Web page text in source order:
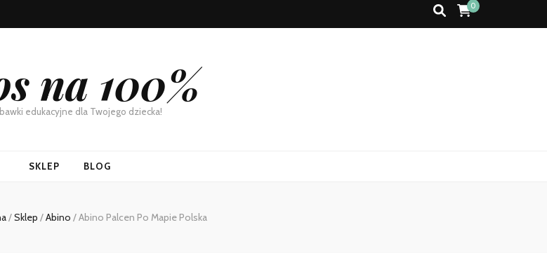
0
na 100%
edukacyjne dla Twojego dziecka!
SKLEP BLOG
/Sklep /Abino /Abino Palcen Po Mapie Polska